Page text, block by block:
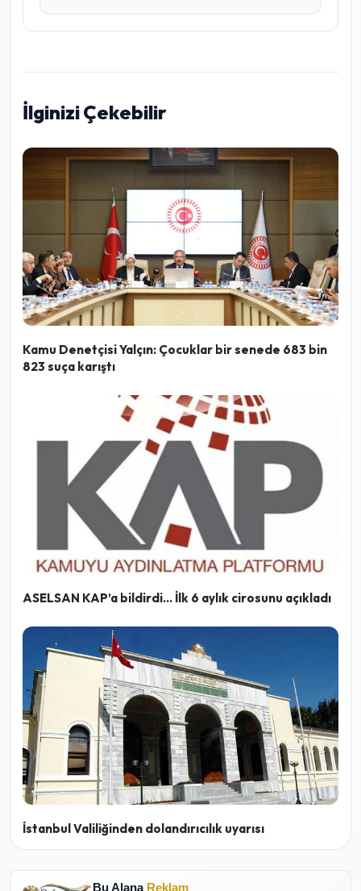
İlginizi Çekebilir
Kamu Denetçisi Yalçın: Çocuklar bir senede 683 bin
823 suça karıştı
ASELSAN KAP’a bildirdi… İlk 6 aylık cirosunu açıkladı
İstanbul Valiliğinden dolandırıcılık uyarısı
Bu Alana Reklam